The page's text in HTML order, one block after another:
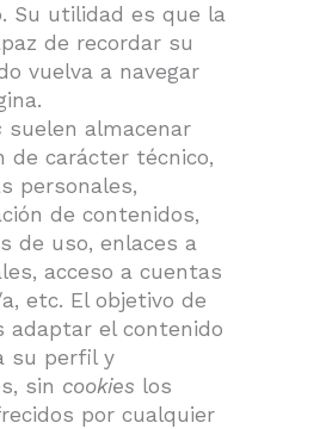
Su utilidad es que la
de recordar su
vuelva a navegar
suelen almacenar
de carácter técnico,
personales,
de contenidos,
de uso, enlaces a
acceso a cuentas
etc. El objetivo de
adaptar el contenido
su perfil y
sin cookies los
por cualquier